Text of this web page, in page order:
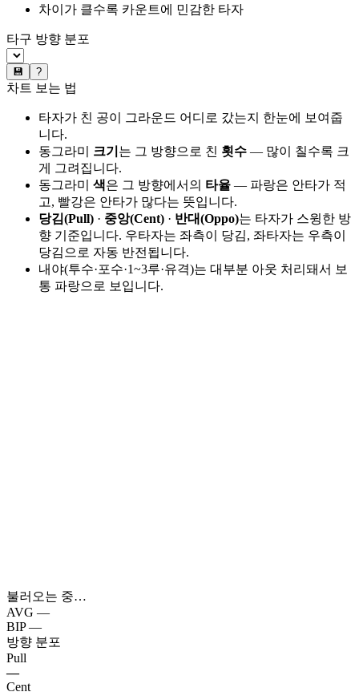
차이가 클수록 카운트에 민감한 타자
타구 방향 분포
💾 ?
차트 보는 법
타자가 친 공이 그라운드 어디로 갔는지 한눈에 보여줍
니다.
동그라미 크기 는 그 방향으로 친 횟수 — 많이 칠수록 크
게 그려집니다.
동그라미 색은 그 방향에서의 타율 — 파랑은 안타가 적
고, 빨강은 안타가 많다는 뜻입니다.
당김(Pull) · 중앙(Cent) · 반대(Oppo)는 타자가 스윙한 방
향 기준입니다. 우타자는 좌측이 당김, 좌타자는 우측이
당김으로 자동 반전됩니다.
내야(투수·포수·1~3루·유격)는 대부분 아웃 처리돼서 보
통 파랑으로 보입니다.
불러오는 중…
AVG —
BIP —
방향 분포
Pull
—
Cent